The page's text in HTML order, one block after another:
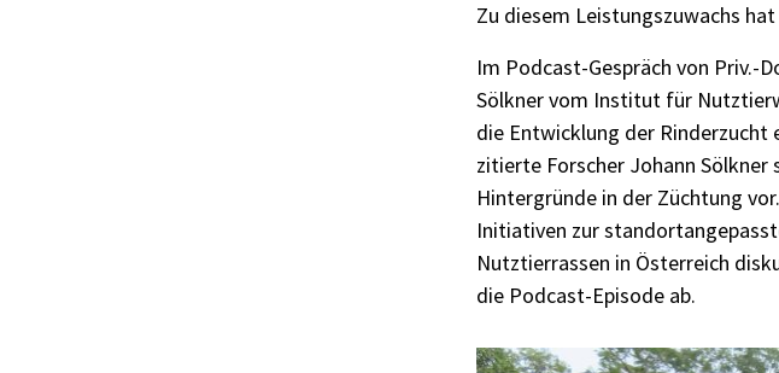
Zu diesem Leistungszuwachs
Im Podcast-Gespräch von Priv.-
Sölkner vom Institut für
die Entwicklung der Rinderzucht
zitierte Forscher Johann
Hintergründe in der Züchtung
Initiativen zur
Nutztierrassen in Österreich
die Podcast-Episode ab.